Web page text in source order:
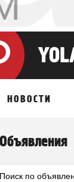
НОВОСТИ
Объявления